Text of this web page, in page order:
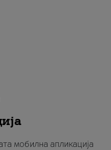
мобилна апликација